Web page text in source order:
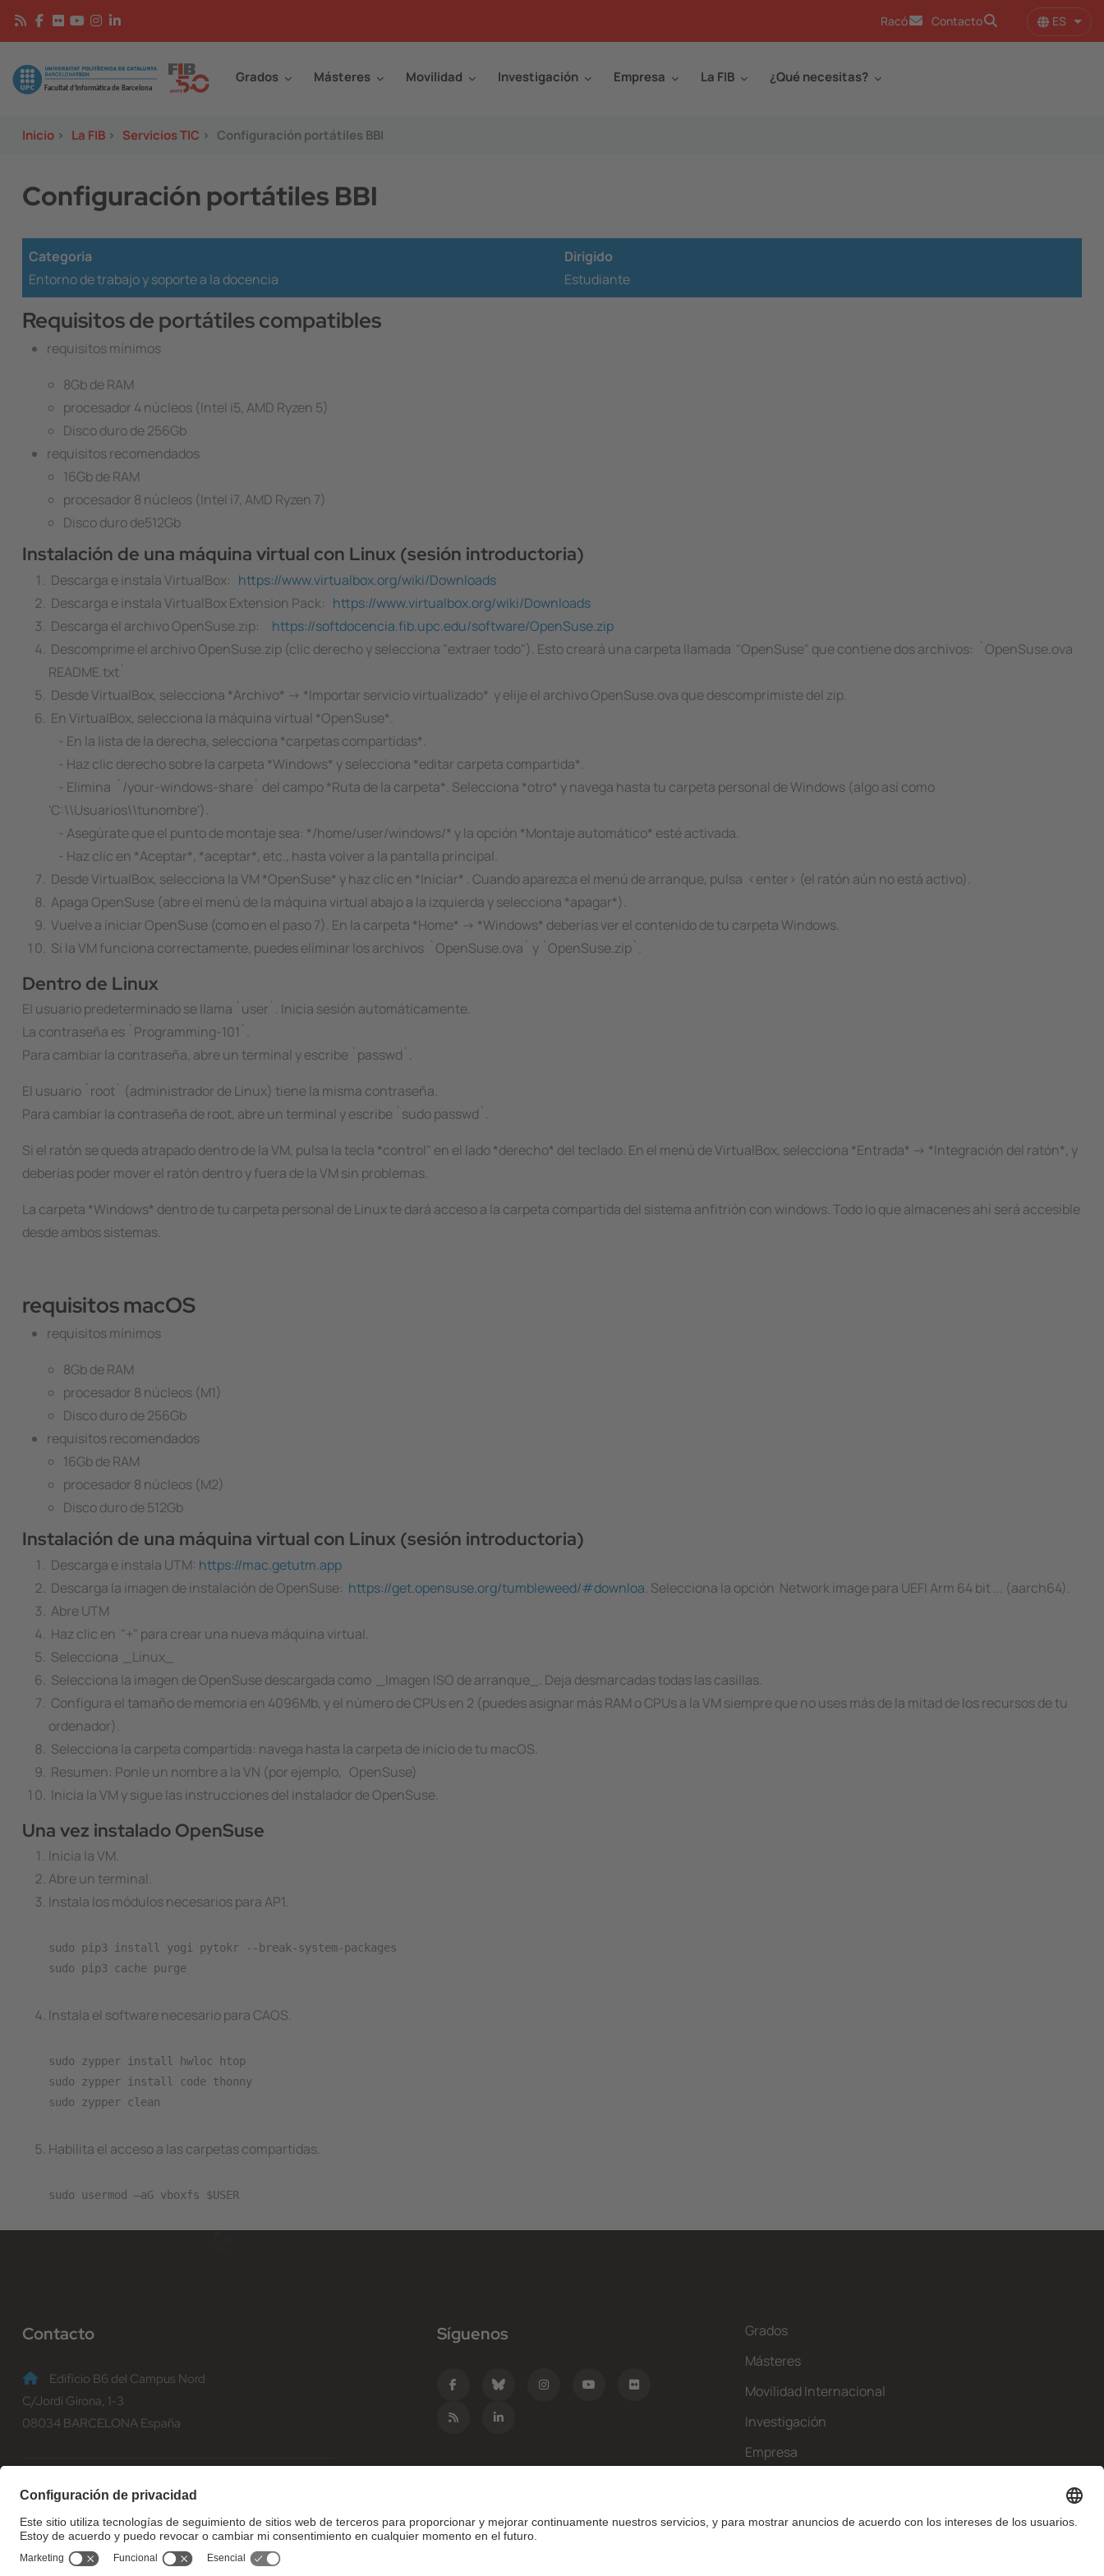
Pasar al contenido principal
Racó Contacto ES
Image Grados Másteres Movilidad Investigación Empresa La FIB ¿Qué necesitas?
Inicio > La FIB > Servicios TIC > Configuración portátiles BBI
Configuración portátiles BBI
Categoria
Entorno de trabajo y soporte a la docencia
Dirigido
Estudiante
Requisitos de portátiles compatibles
requisitos mínimos
8Gb de RAM
procesador 4 núcleos (Intel i5, AMD Ryzen 5)
Disco duro de 256Gb
requisitos recomendados
16Gb de RAM
procesador 8 núcleos (Intel i7, AMD Ryzen 7)
Disco duro de512Gb
Instalación de una máquina virtual con Linux (sesión introductoria)
Descarga e instala VirtualBox: https://www.virtualbox.org/wiki/Downloads
Descarga e instala VirtualBox Extension Pack: https://www.virtualbox.org/wiki/Downloads
Descarga el archivo OpenSuse.zip: https://softdocencia.fib.upc.edu/software/OpenSuse.zip
Descomprime el archivo OpenSuse.zip (clic derecho y selecciona "extraer todo"). Esto creará una carpeta llamada "OpenSuse" que contiene dos archivos: `OpenSuse.ova
README.txt`
Desde VirtualBox, selecciona *Archivo* -> *Importar servicio virtualizado* y elije el archivo OpenSuse.ova que descomprimiste del zip.
En VirtualBox, selecciona la máquina virtual *OpenSuse*.
- En la lista de la derecha, selecciona *carpetas compartidas*.
- Haz clic derecho sobre la carpeta *Windows* y selecciona *editar carpeta compartida*.
- Elimina `/your-windows-share` del campo *Ruta de la carpeta*. Selecciona *otro* y navega hasta tu carpeta personal de Windows (algo así como
'C:\\Usuarios\\tunombre').
- Asegúrate que el punto de montaje sea: */home/user/windows/* y la opción *Montaje automático* esté activada.
- Haz clic en *Aceptar*, *aceptar*, etc., hasta volver a la pantalla principal.
Desde VirtualBox, selecciona la VM *OpenSuse* y haz clic en *Iniciar* . Cuando aparezca el menú de arranque, pulsa <enter> (el ratón aún no está activo).
Apaga OpenSuse (abre el menú de la máquina virtual abajo a la izquierda y selecciona *apagar*).
Vuelve a iniciar OpenSuse (como en el paso 7). En la carpeta *Home* -> *Windows* deberías ver el contenido de tu carpeta Windows.
Si la VM funciona correctamente, puedes eliminar los archivos `OpenSuse.ova` y `OpenSuse.zip`.
Dentro de Linux
El usuario predeterminado se llama `user`. Inicia sesión automáticamente.
La contraseña es `Programming-101`.
Para cambiar la contraseña, abre un terminal y escribe `passwd`.
El usuario `root` (administrador de Linux) tiene la misma contraseña.
Para cambiar la contraseña de root, abre un terminal y escribe `sudo passwd`.
Si el ratón se queda atrapado dentro de la VM, pulsa la tecla *control" en el lado *derecho* del teclado. En el menú de VirtualBox, selecciona *Entrada* -> *Integración del ratón*, y
deberías poder mover el ratón dentro y fuera de la VM sin problemas.
La carpeta *Windows* dentro de tu carpeta personal de Linux te dará acceso a la carpeta compartida del sistema anfitrión con windows. Todo lo que almacenes ahí será accesible
desde ambos sistemas.
requisitos macOS
requisitos mínimos
8Gb de RAM
procesador 8 núcleos (M1)
Disco duro de 256Gb
requisitos recomendados
16Gb de RAM
procesador 8 núcleos (M2)
Disco duro de 512Gb
Instalación de una máquina virtual con Linux (sesión introductoria)
Descarga e instala UTM: https://mac.getutm.app
Descarga la imagen de instalación de OpenSuse: https://get.opensuse.org/tumbleweed/#downloa. Selecciona la opción Network image para UEFI Arm 64 bit ... (aarch64).
Abre UTM
Haz clic en "+" para crear una nueva máquina virtual.
Selecciona _Linux_
Selecciona la imagen de OpenSuse descargada como _Imagen ISO de arranque_. Deja desmarcadas todas las casillas.
Configura el tamaño de memoria en 4096Mb, y el número de CPUs en 2 (puedes asignar más RAM o CPUs a la VM siempre que no uses más de la mitad de los recursos de tu
ordenador).
Selecciona la carpeta compartida: navega hasta la carpeta de inicio de tu macOS.
Resumen: Ponle un nombre a la VN (por ejemplo, OpenSuse)
Inicia la VM y sigue las instrucciones del instalador de OpenSuse.
Una vez instalado OpenSuse
Inicia la VM.
Abre un terminal.
Instala los módulos necesarios para AP1.
sudo pip3 install yogi pytokr --break-system-packages
Instala el software necesario para CAOS.
sudo zypper install hwloc htop
sudo zypper install code thonny
sudo zypper clean
Habilita el acceso a las carpetas compartidas.
sudo usermod –aG vboxfs $USER
Contacto
Edificio B6 del Campus Nord
C/Jordi Girona, 1-3
08034 BARCELONA España
informacio@fib.upc.edu
Síguenos
Grados
Másteres
Movilidad Internacional
Investigación
Empresa